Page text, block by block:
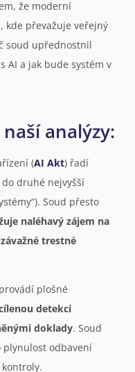
že moderní
kde převažuje veřejný
soud upřednostnil
AI a jak bude systém v
analýzy:
(AI Akt) řadí
druhé nejvyšší
Soud přesto
naléhavý zájem na
trestné
plošné
detekci
doklady. Soud
odbavení